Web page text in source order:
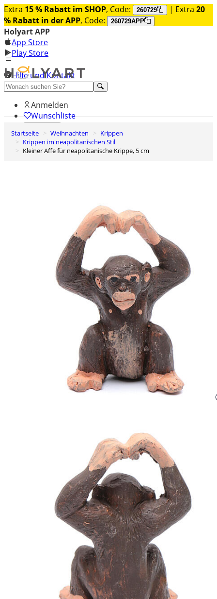
Extra 15 % Rabatt im SHOP, Code: 260729 | Extra 20
% Rabatt in der APP, Code: 260729APP
Holyart APP
App Store
Play Store
Hilfe und Kontakt
Entdecken Sie Premium
Anmelden
Wunschliste
0
Warenkorb
Startseite Weihnachten
Krippen
Krippen im neapolitanischen Stil
Kleiner Affe für neapolitanische Krippe, 5 cm